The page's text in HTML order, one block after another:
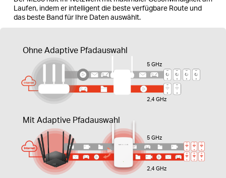
Laufen, indem er intelligent die beste verfügbare Route und
das beste Band für Ihre Daten auswählt.
Ohne Adaptive Pfadauswahl
Mit Adaptive Pfadauswahl
5 GHz
2,4 GHz
5 GHz
2,4 GHz